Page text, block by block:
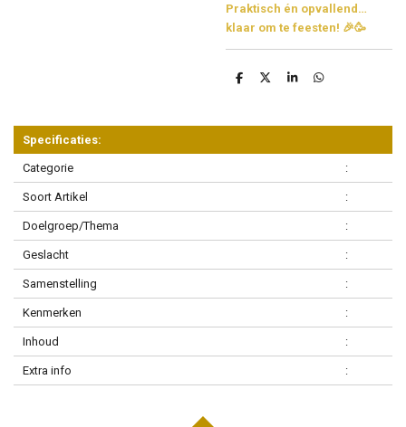
Praktisch én opvallend…
klaar om te feesten! 🎉🥳
D
n
D
S
e
D
n
Specificaties:
Categorie :
Soort Artikel :
Doelgroep/Thema :
Geslacht :
Samenstelling :
Kenmerken :
Inhoud :
Extra info :